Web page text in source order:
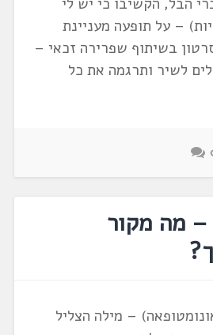
– על תופעה מעניינת
בשיתוף שפרירה זכאי –
לשיר ותרגמה את כל
– מה מקור
– מילה הצליל